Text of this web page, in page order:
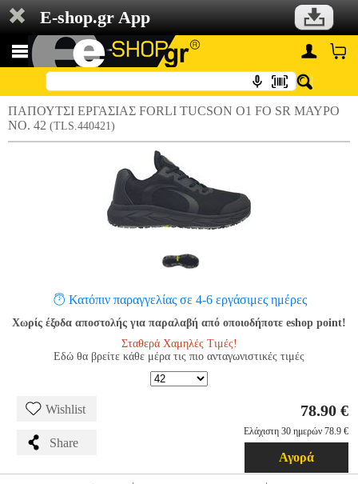
E-shop.gr App
ΠΑΠΟΥΤΣΙ ΕΡΓΑΣΙΑΣ FORLI TUCSON O1 FO SR ΜΑΥΡΟ
NO. 42 (TLS.440421)
Κατόπιν παραγγελίας σε 4-6 εργάσιμες ημέρες
Χωρίς έξοδα αποστολής για παραλαβή από οποιοδήποτε eshop point!
Σταθερά Χαμηλές Τιμές!
Εδώ θα βρείτε κάθε μέρα τις πιο ανταγωνιστικές τιμές
Wishlist
Share
78.90 €
Ελάχιστη 30 ημερών 78.9 €
Αγορά